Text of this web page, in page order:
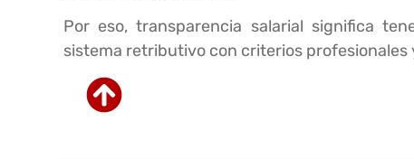
Por eso, transparencia salarial significa
sistema retributivo con criterios profesionales